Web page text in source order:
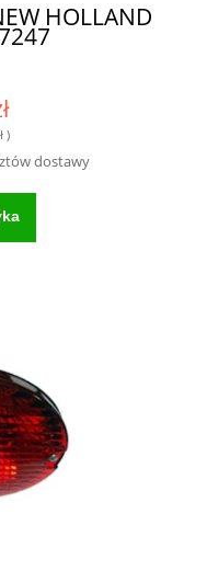
HOLLAND
)
dostawy